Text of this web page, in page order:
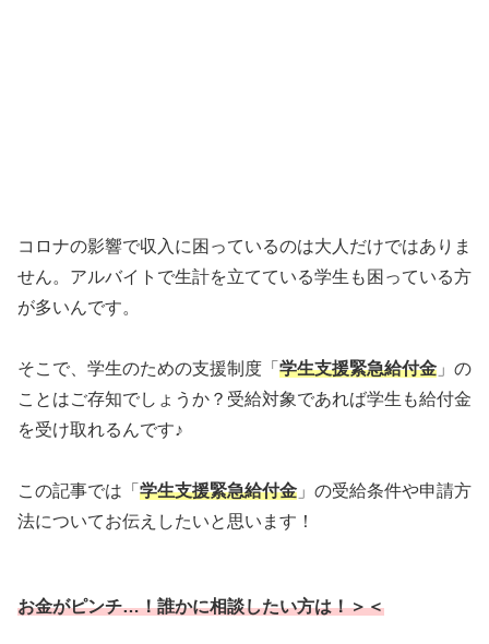
コロナの影響で収入に困っているのは大人だけではありま
せん。アルバイトで生計を立てている学生も困っている方
が多いんです。
そこで、学生のための支援制度「 学生支援緊急給付金 」の
ことはご存知でしょうか？受給対象であれば学生も給付金
を受け取れるんです♪
この記事では「 学生支援緊急給付金 」の受給条件や申請方
法についてお伝えしたいと思います！
お金がピンチ…！誰かに相談したい方は！＞＜